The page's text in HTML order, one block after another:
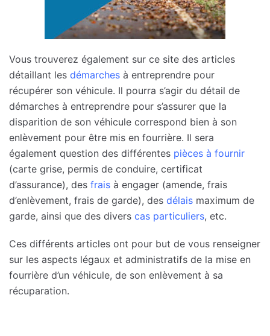
Vous trouverez également sur ce site des articles
détaillant les démarches à entreprendre pour
récupérer son véhicule. Il pourra s’agir du détail de
démarches à entreprendre pour s’assurer que la
disparition de son véhicule correspond bien à son
enlèvement pour être mis en fourrière. Il sera
également question des différentes pièces à fournir
(carte grise, permis de conduire, certificat
d’assurance), des frais à engager (amende, frais
d’enlèvement, frais de garde), des délais maximum de
garde, ainsi que des divers cas particuliers, etc.
Ces différents articles ont pour but de vous renseigner
sur les aspects légaux et administratifs de la mise en
fourrière d’un véhicule, de son enlèvement à sa
récuparation.